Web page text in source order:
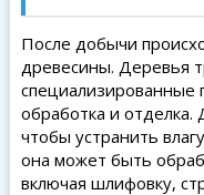
После добычи
древесины. Деревья
специализированные
обработка и отделка.
чтобы устранить
она может быть
включая шлифовку,